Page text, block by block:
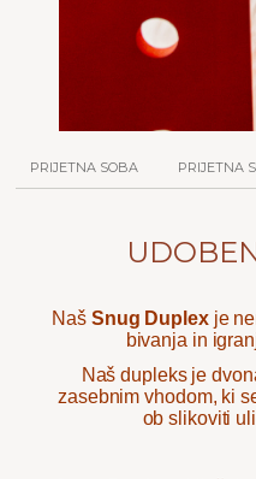
PRIJETNA SOBA PRIJETNA
Naš Snug Duplexje
bivanja in
Naš dupleks je
zasebnim vhodom, ki
ob slikoviti